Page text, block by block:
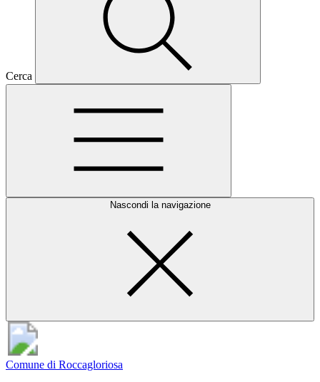
Cerca
Nascondi la navigazione
Comune di Roccagloriosa